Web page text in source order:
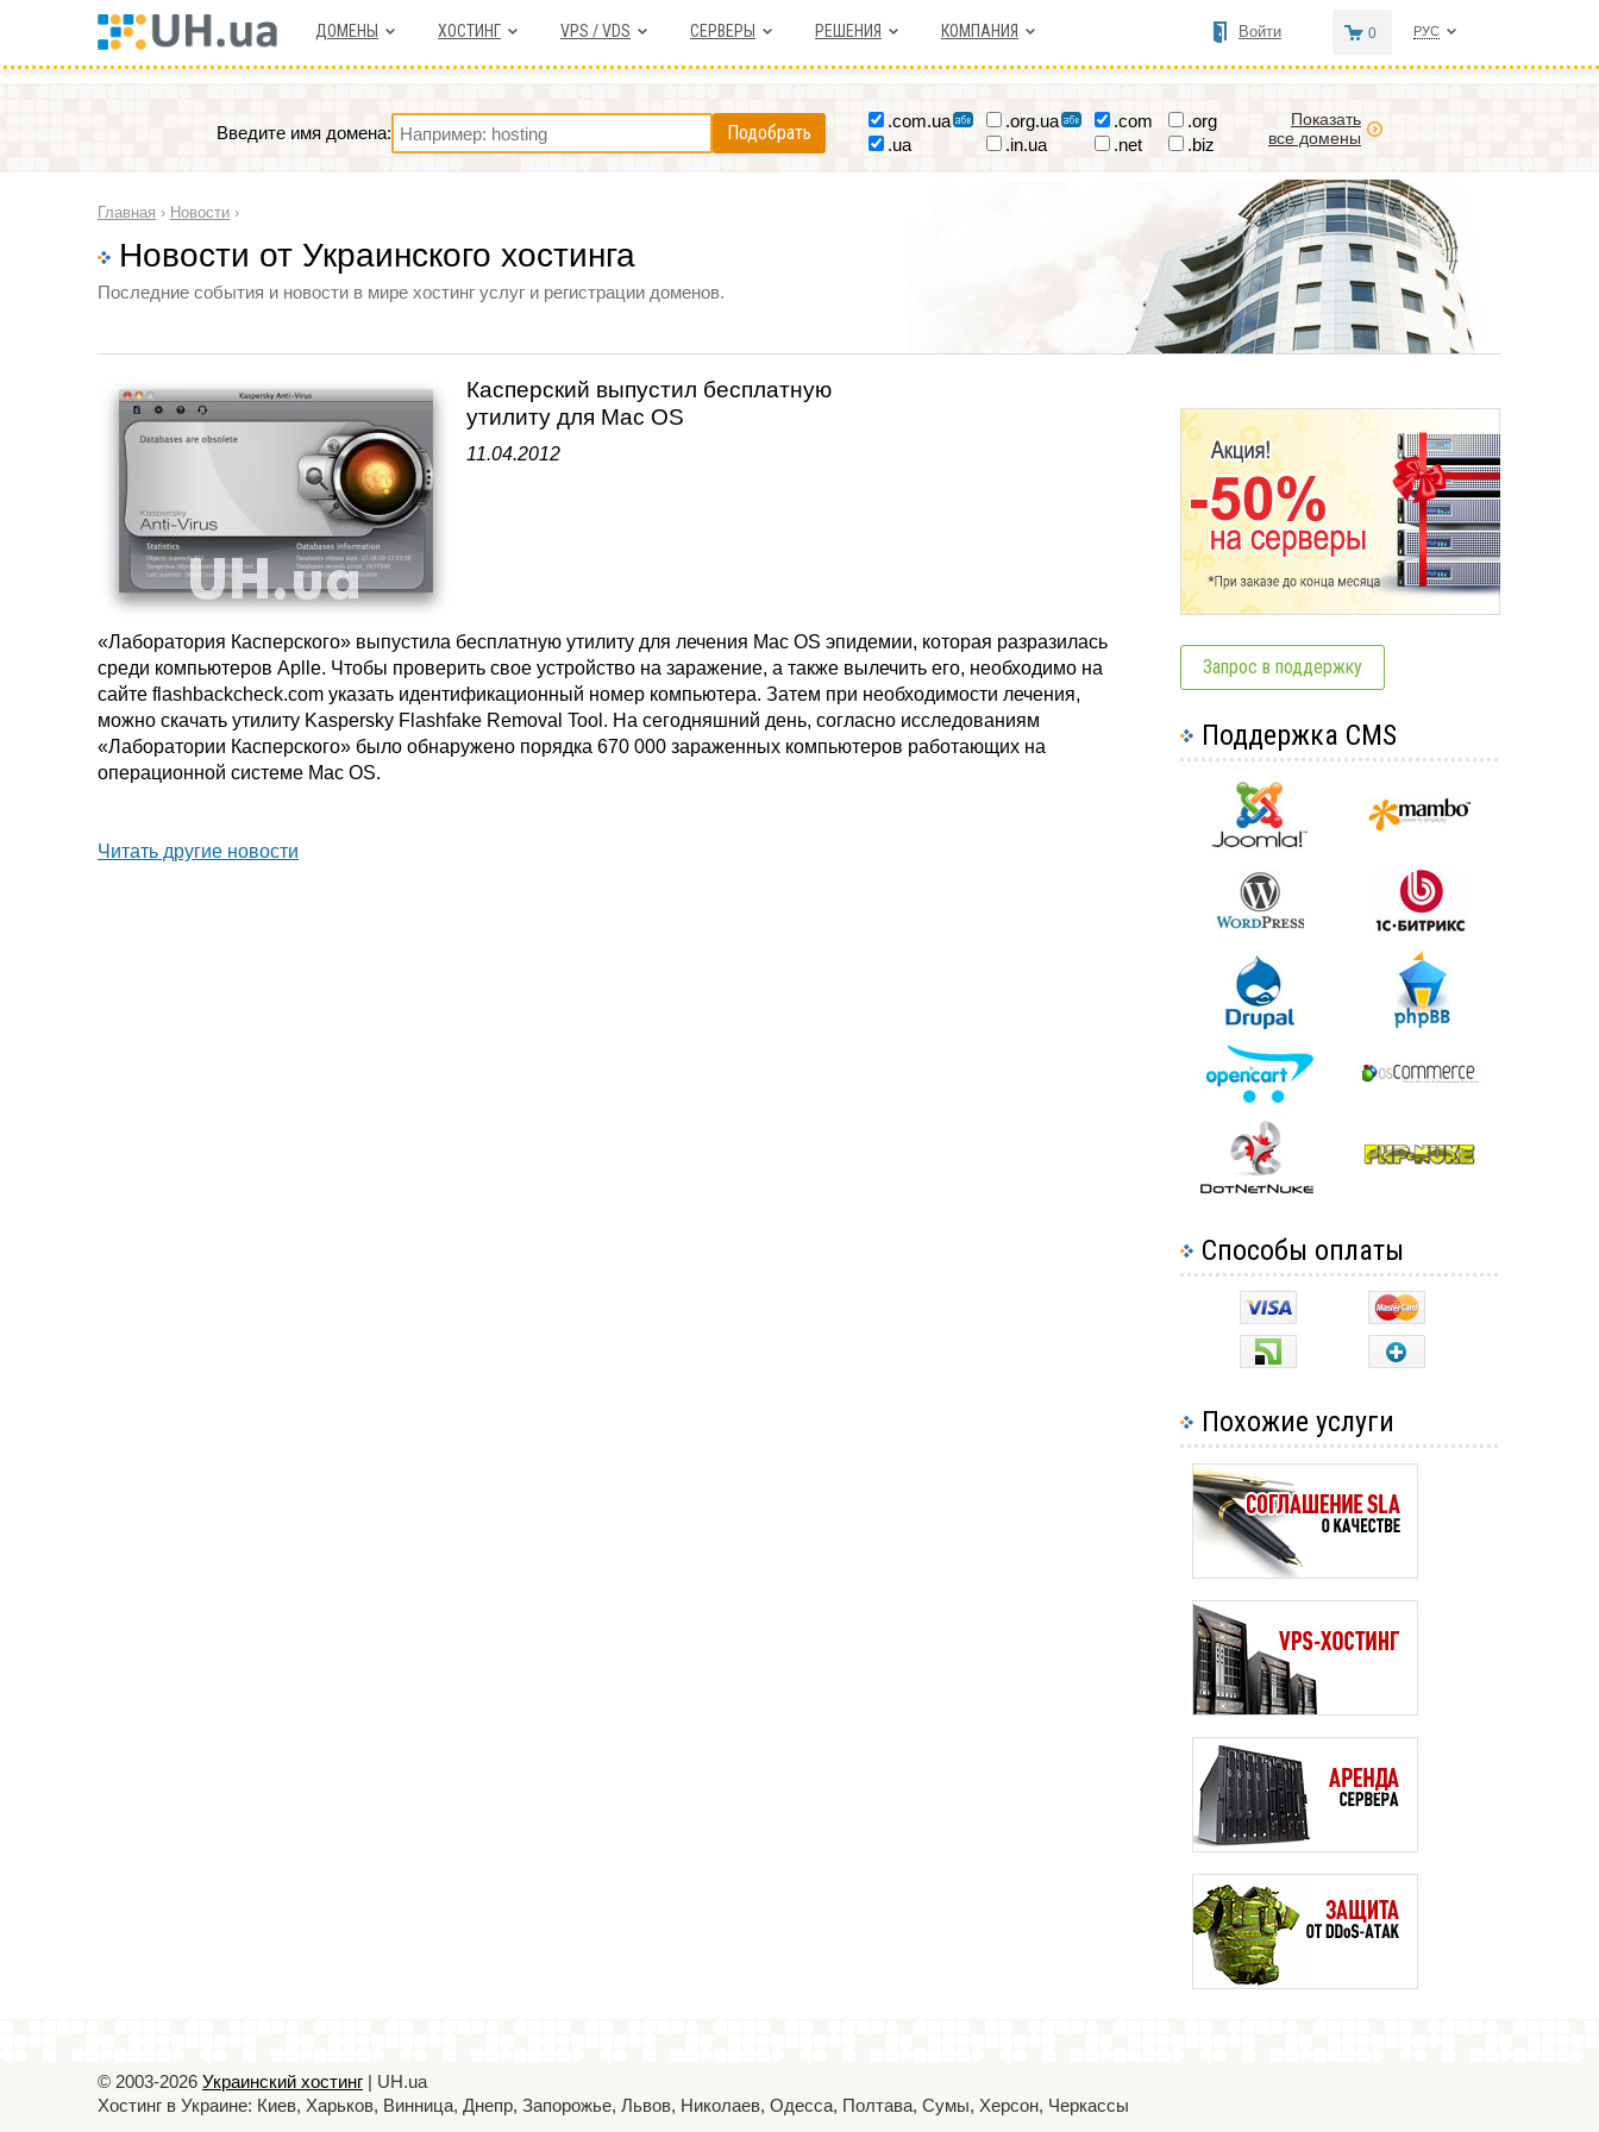
ДОМЕНЫ ХОСТИНГ VPS / VDS СЕРВЕРЫ РЕШЕНИЯ КОМПАНИЯ РУС
0
Войти
Введите имя домена: Подобрать
.com.ua .org.ua .com
.org
.ua
.in.ua .net .biz
Показать
все домены
Главная › Новости ›
Новости от Украинского хостинга
Последние события и новости в мире хостинг услуг и регистрации доменов.
Касперский выпустил бесплатную
утилиту для Mac OS
11.04.2012
«Лаборатория Касперского» выпустила бесплатную утилиту для лечения Mac OS эпидемии, которая разразилась
среди компьютеров Aplle. Чтобы проверить свое устройство на заражение, а также вылечить его, необходимо на
сайте flashbackcheck.com указать идентификационный номер компьютера. Затем при необходимости лечения,
можно скачать утилиту Kaspersky Flashfake Removal Tool. На сегодняшний день, согласно исследованиям
«Лаборатории Касперского» было обнаружено порядка 670 000 зараженных компьютеров работающих на
операционной системе Mac OS.
Читать другие новости
Запрос в поддержку
Поддержка CMS
Способы оплаты
Похожие услуги
© 2003-2026 Украинский хостинг | UH.ua
Хостинг в Украине: Киев, Харьков, Винница, Днепр, Запорожье, Львов, Николаев, Одесса, Полтава, Сумы, Херсон, Черкассы